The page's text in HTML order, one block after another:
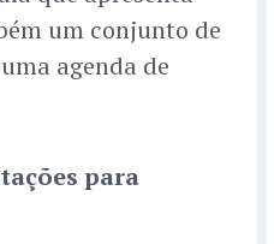
um conjunto de
agenda de
para